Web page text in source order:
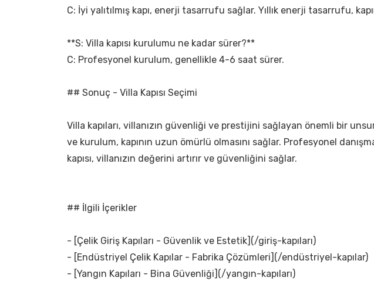
C: İyi yalıtılmış kapı, enerji tasarrufu sağlar. Yıllık enerji tasarrufu,
**S: Villa kapısı kurulumu ne kadar sürer?**
C: Profesyonel kurulum, genellikle 4-6 saat sürer.
## Sonuç - Villa Kapısı Seçimi
Villa kapıları, villanızın güvenliği ve prestijini sağlayan önemli bir
ve kurulum, kapının uzun ömürlü olmasını sağlar. Profesyonel
kapısı, villanızın değerini artırır ve güvenliğini sağlar.
## İlgili İçerikler
- [Çelik Giriş Kapıları - Güvenlik ve Estetik](/giriş-kapıları)
- [Endüstriyel Çelik Kapılar - Fabrika Çözümleri](/endüstriyel-kapılar)
- [Yangın Kapıları - Bina Güvenliği](/yangın-kapıları)